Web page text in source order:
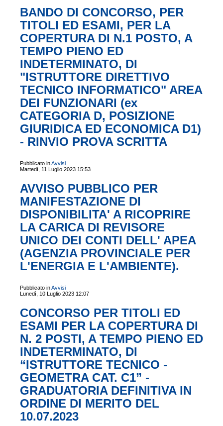
BANDO DI CONCORSO, PER
TITOLI ED ESAMI, PER LA
COPERTURA DI N.1 POSTO, A
TEMPO PIENO ED
INDETERMINATO, DI
"ISTRUTTORE DIRETTIVO
TECNICO INFORMATICO" AREA
DEI FUNZIONARI (ex
CATEGORIA D, POSIZIONE
GIURIDICA ED ECONOMICA D1)
- RINVIO PROVA SCRITTA
Pubblicato inAvvisi
Martedì, 11 Luglio 2023 15:53
AVVISO PUBBLICO PER
MANIFESTAZIONE DI
DISPONIBILITA' A RICOPRIRE
LA CARICA DI REVISORE
UNICO DEI CONTI DELL' APEA
(AGENZIA PROVINCIALE PER
L'ENERGIA E L'AMBIENTE).
Pubblicato inAvvisi
Lunedì, 10 Luglio 2023 12:07
CONCORSO PER TITOLI ED
ESAMI PER LA COPERTURA DI
N. 2 POSTI, A TEMPO PIENO ED
INDETERMINATO, DI
“ISTRUTTORE TECNICO -
GEOMETRA CAT. C1” -
GRADUATORIA DEFINITIVA IN
ORDINE DI MERITO DEL
10.07.2023